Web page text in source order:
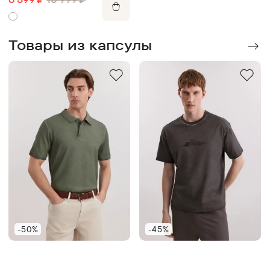
Товары из капсулы
-50% -45%